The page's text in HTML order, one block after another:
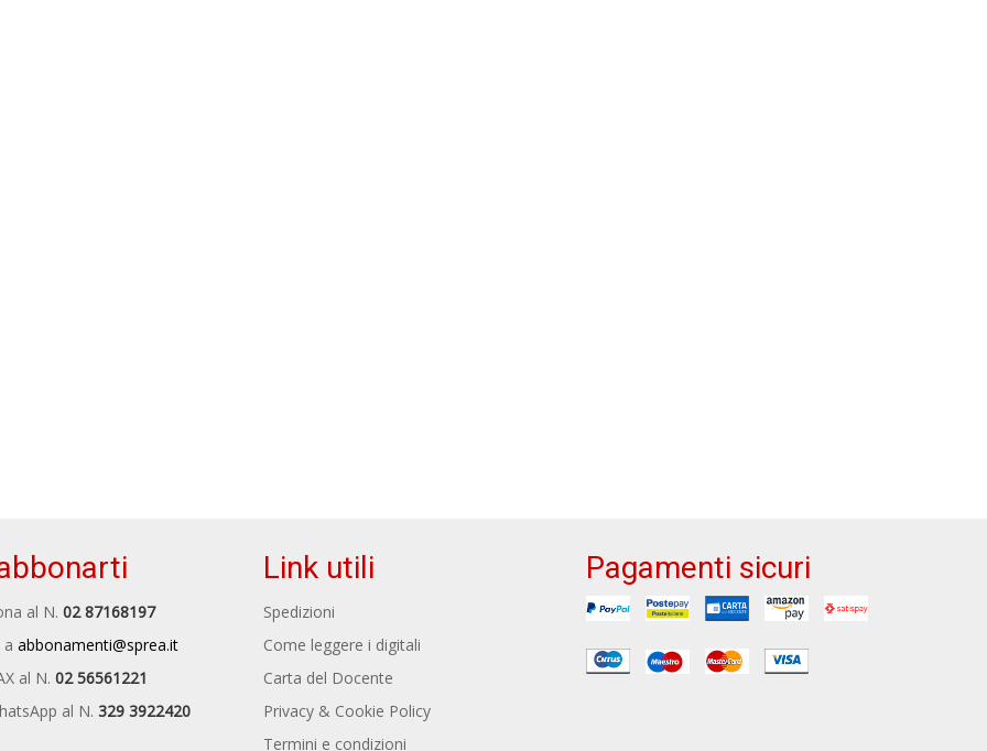
al N. 02 87168197
abbonamenti@sprea.it
al N. 02 56561221
al N. 329 3922420
Link utili
Spedizioni
Come leggere i digitali
Carta del Docente
Privacy & Cookie Policy
Termini e condizioni
Pagamenti sicuri